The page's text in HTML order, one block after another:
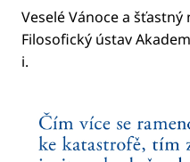
Veselé Vánoce a
Filosofický ústav
i.